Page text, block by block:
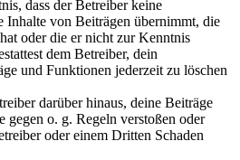
dass der Betreiber keine
Inhalte von Beiträgen übernimmt, die
oder die er nicht zur Kenntnis
dem Betreiber, dein
und Funktionen jederzeit zu löschen
darüber hinaus, deine Beiträge
gegen o. g. Regeln verstoßen oder
oder einem Dritten Schaden